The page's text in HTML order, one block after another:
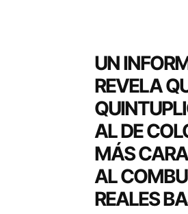
UN
REVELA
AL DE
MÁS CARA
AL
REALES